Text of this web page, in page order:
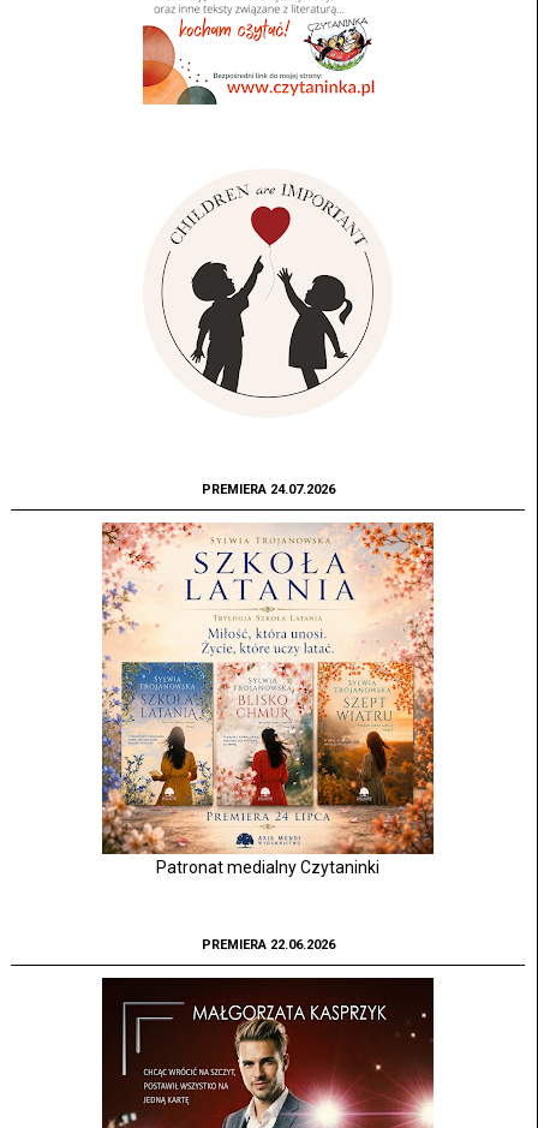
PREMIERA 24.07.2026
Patronat medialny Czytaninki
PREMIERA 22.06.2026